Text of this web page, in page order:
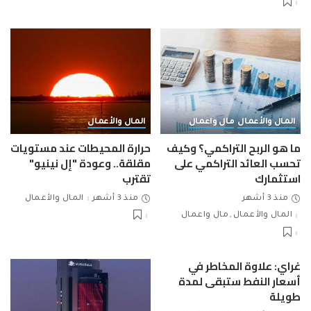
المال والأعمال مال واعمال
ما هو الربح التراكمي؟ وكيف
تحسب العائد التراكمي على
استثمارك
منذ 3 أشهر
المال والأعمال
مال واعمال
المال والأعمال
حرارة المحيطات عند مستويات
مقلقة.. وعودة "إل نينيو"
تقترب
منذ 3 أشهر المال والأعمال
غراي: علاوة المخاطر في
أسعار النفط ستبقى لمدة
طويلة